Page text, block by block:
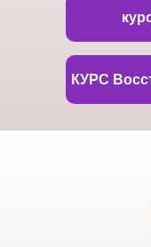
КУРС